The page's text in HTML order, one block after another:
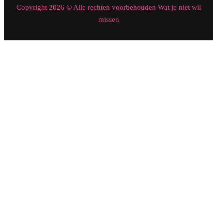
Copyright 2026 © Alle rechten voorbehouden Wat je niet wil
missen